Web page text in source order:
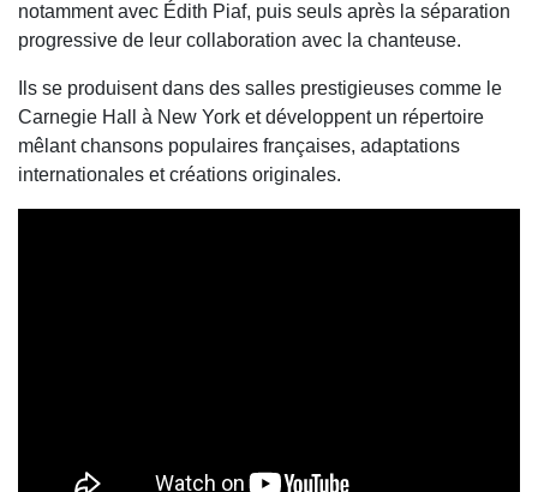
notamment avec Édith Piaf, puis seuls après la séparation
progressive de leur collaboration avec la chanteuse.
Ils se produisent dans des salles prestigieuses comme le
Carnegie Hall à New York et développent un répertoire
mêlant chansons populaires françaises, adaptations
internationales et créations originales.